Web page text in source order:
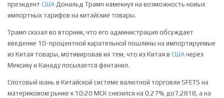
президент США Дональд Трамп намекнул на возможность новых
импортных тарифов на китайские товары.
Трамп сказал во вторник, что его администрация обсуждает
введение 10-процентной карательной пошлины на импортируемые
из Китая товары, мотивировав их тем, что из Китая в США через
Мексику и Канаду посылается фентанил.
Спотовый юань в Китайской системе валютной торговли SFETS на
материковом рынке к 10:20 МСК снизился на 0,27% до​7,2818​, а на